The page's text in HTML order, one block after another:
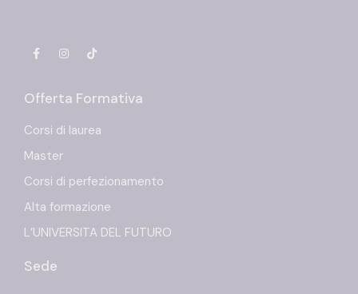
Offerta Formativa
Corsi di laurea
Master
Corsi di perfezionamento
Alta formazione
L’UNIVERSITA DEL FUTURO
Sede